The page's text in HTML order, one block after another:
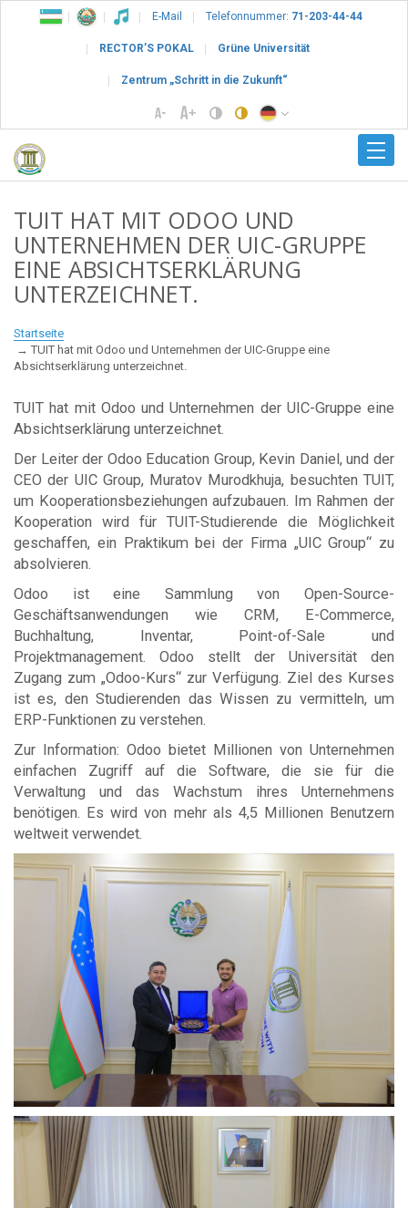
E-Mail Telefonnummer: 71-203-44-44
RECTOR’S POKAL Grüne Universität
Zentrum „Schritt in die Zukunft“
TUIT HAT MIT ODOO UND
UNTERNEHMEN DER UIC-GRUPPE
EINE ABSICHTSERKLÄRUNG
UNTERZEICHNET.
Startseite
TUIT hat mit Odoo und Unternehmen der UIC-Gruppe eine
Absichtserklärung unterzeichnet.
TUIT hat mit Odoo und Unternehmen der UIC-Gruppe eine
Absichtserklärung unterzeichnet.
Der Leiter der Odoo Education Group, Kevin Daniel, und der
CEO der UIC Group, Muratov Murodkhuja, besuchten TUIT,
um Kooperationsbeziehungen aufzubauen. Im Rahmen der
Kooperation wird für TUIT-Studierende die Möglichkeit
geschaffen, ein Praktikum bei der Firma „UIC Group“ zu
absolvieren.
Odoo ist eine Sammlung von Open-Source-
Geschäftsanwendungen wie CRM, E-Commerce,
Buchhaltung, Inventar, Point-of-Sale und
Projektmanagement. Odoo stellt der Universität den
Zugang zum „Odoo-Kurs“ zur Verfügung. Ziel des Kurses
ist es, den Studierenden das Wissen zu vermitteln, um
ERP-Funktionen zu verstehen.
Zur Information: Odoo bietet Millionen von Unternehmen
einfachen Zugriff auf die Software, die sie für die
Verwaltung und das Wachstum ihres Unternehmens
benötigen. Es wird von mehr als 4,5 Millionen Benutzern
weltweit verwendet.